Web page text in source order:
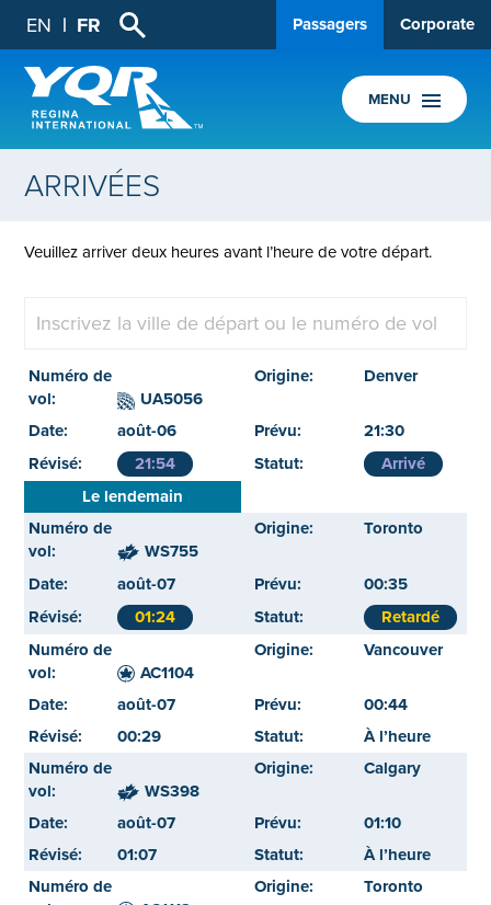
EN FR Passagers Corporate
MENU
ARRIVÉES
Veuillez arriver deux heures avant l’heure de votre départ.
UA5056
Denver
août-06
21:30
21:54
Arrivé
Le lendemain
WS755
Toronto
août-07
00:35
01:24
Retardé
AC1104
Vancouver
août-07
00:44
00:29
À l’heure
WS398
Calgary
août-07
01:10
01:07
À l’heure
Toronto